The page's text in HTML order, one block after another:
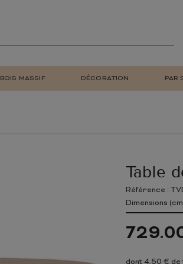
SIÈGE
BOIS MASSIF
RECYCLÉ
DÉCORATION PAR
Table
Référence :
Dimensions